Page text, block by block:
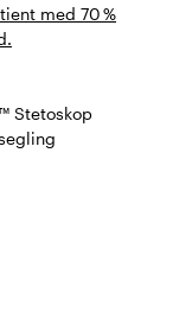
med 70 %
Stetoskop